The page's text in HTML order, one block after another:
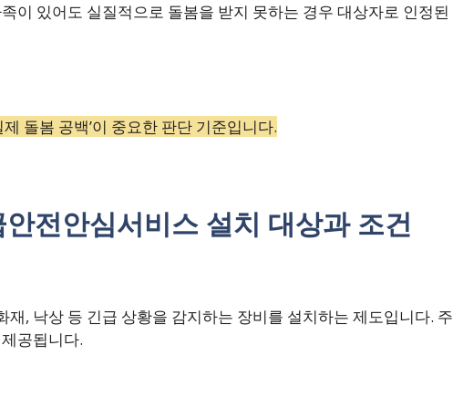
이 있어도 실질적으로 돌봄을 받지 못하는 경우 대상자로 인정된
돌봄 공백’이 중요한 판단 기준입니다.
전안심서비스 설치 대상과 조건
재, 낙상 등 긴급 상황을 감지하는 장비를 설치하는 제도입니다. 주
공됩니다.